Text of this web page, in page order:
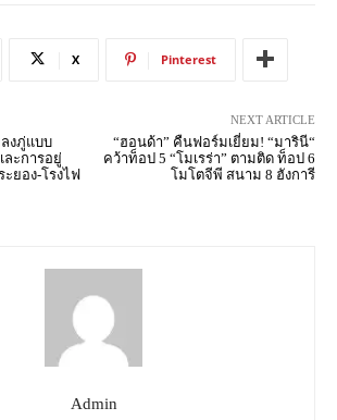
X Pinterest
งภู่แบบ
ะการอยู่
ยอง-โรงไฟ
NEXT ARTICLE
“ฮอนด้า” คืนฟอร์มเยี่ยม! “มารินี“
คว้าท็อป 5 “โมเรร่า” ตามติด ท็อป 6
โมโตจีพี สนาม 8 ฮังการี
Admin